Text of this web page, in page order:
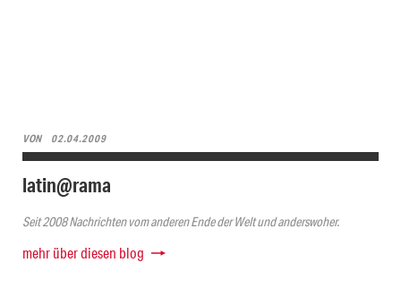
VON 02.04.2009
latin@rama
Seit 2008 Nachrichten vom anderen Ende der Welt und anderswoher.
mehr über diesen blog